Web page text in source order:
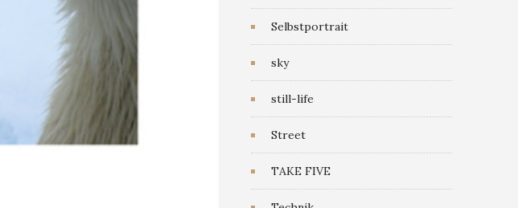
Selbstportrait
sky
still-life
Street
TAKE FIVE